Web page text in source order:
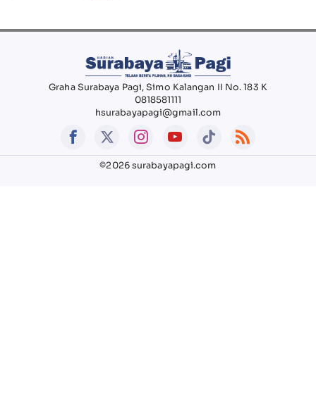
Graha Surabaya Pagi, Simo Kalangan II No. 183 K
0818581111
hsurabayapagi@gmail.com
©2026 surabayapagi.com